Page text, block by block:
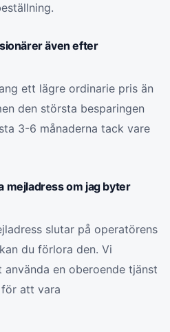
även efter
ett lägre ordinarie pris än
den största besparingen
3-6 månaderna tack vare
mejladress om jag byter
slutar på operatörens
du förlora den. Vi
en oberoende tjänst
att vara